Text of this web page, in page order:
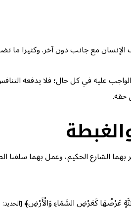
مع جانب دون آخر. وكثيرا ما
عليه في كل حال؛ فلا يدفعه
حقه.
بهما الشارع الحكيم، وعمل بهما
عَرْضُهَا كَعَرْضِ السَّمَاءِ وَالْأَرْضِ﴾[الحديد: ٢١]